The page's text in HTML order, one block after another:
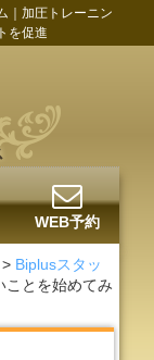
｜加圧トレーニン
を促進
WEB予約
> Biplusスタッ
ことを始めてみ